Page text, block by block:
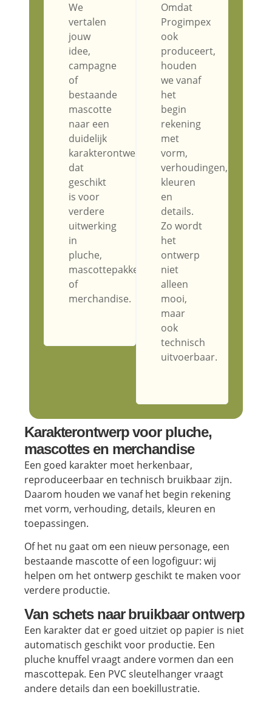
We
vertalen
jouw
idee,
campagne
of
bestaande
mascotte
naar een
duidelijk
karakterontwerp
dat
geschikt
is voor
verdere
uitwerking
in
pluche,
mascottepakken
of
merchandise.
Omdat
Progimpex
ook
produceert,
houden
we vanaf
het
begin
rekening
met
vorm,
verhoudingen,
kleuren
en
details.
Zo wordt
het
ontwerp
niet
alleen
mooi,
maar
ook
technisch
uitvoerbaar.
Karakterontwerp voor pluche,
mascottes en merchandise
Een goed karakter moet herkenbaar,
reproduceerbaar en technisch bruikbaar zijn.
Daarom houden we vanaf het begin rekening
met vorm, verhouding, details, kleuren en
toepassingen.
Of het nu gaat om een nieuw personage, een
bestaande mascotte of een logofiguur: wij
helpen om het ontwerp geschikt te maken voor
verdere productie.
Van schets naar bruikbaar ontwerp
Een karakter dat er goed uitziet op papier is niet
automatisch geschikt voor productie. Een
pluche knuffel vraagt andere vormen dan een
mascottepak. Een PVC sleutelhanger vraagt
andere details dan een boekillustratie.